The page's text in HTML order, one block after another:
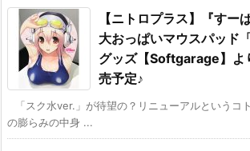
【ニトロプラス】『すー
大おっぱいマウスパッド
グッズ【Softgarage】
売予定♪
「スク水ver.」が待望の？リニューアルというコ
の膨らみの中身 ...